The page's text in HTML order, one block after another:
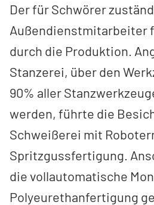
Der für Schwörer
Außendienstmitarbeiter
durch die Produktion.
Stanzerei, über den
90% aller
werden, führte die
Schweißerei mit
Spritzgussfertigung.
die vollautomatische
Polyeurethanfertigung